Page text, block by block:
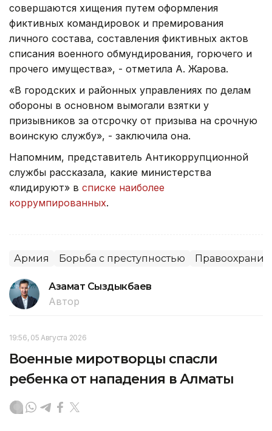
совершаются хищения путем оформления
фиктивных командировок и премирования
личного состава, составления фиктивных актов
списания военного обмундирования, горючего и
прочего имущества», - отметила А. Жарова.
«В городских и районных управлениях по делам
обороны в основном вымогали взятки у
призывников за отсрочку от призыва на срочную
воинскую службу», - заключила она.
Напомним, представитель Антикоррупционной
службы рассказала, какие министерства
«лидируют» в списке наиболее
коррумпированных.
Армия Борьба с преступностью
Азамат Сыздыкбаев
Автор
19:56, 05 Августа 2026
Военные миротворцы спасли
ребенка от нападения в Алматы